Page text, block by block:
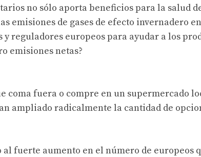
no sólo aporta beneficios para la salud
emisiones de gases de efecto invernadero
reguladores europeos para ayudar a los
emisiones netas?
coma fuera o compre en un supermercado
ampliado radicalmente la cantidad de
al fuerte aumento en el número de europeos